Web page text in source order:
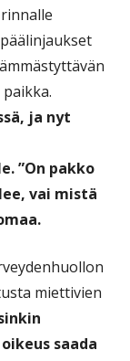
ja nyt
”On pakko
vai mistä
miettivien
saada